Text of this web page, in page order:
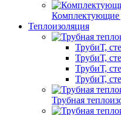
Комплектующие
Теплоизоляция
ТрубиТ,
ТрубиТ,
ТрубиТ,
ТрубиТ,
Трубная